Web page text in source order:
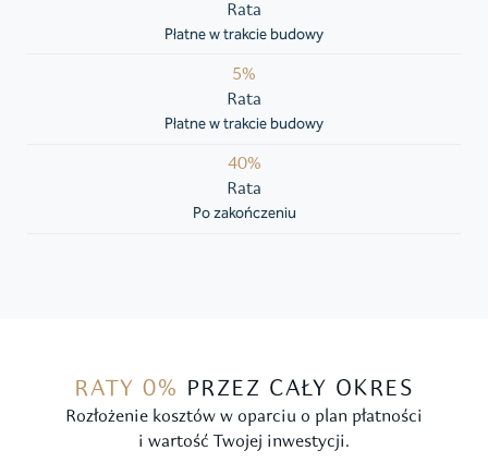
Rata
Płatne w trakcie budowy
5%
Rata
Płatne w trakcie budowy
40%
Rata
Po zakończeniu
RATY 0% PRZEZ CAŁY OKRES
Rozłożenie kosztów w oparciu o plan płatności
i wartość Twojej inwestycji.